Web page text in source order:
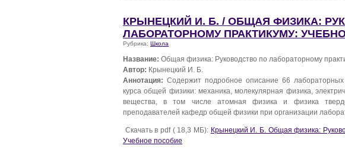
КРЫНЕЦКИЙ И. Б. / ОБЩАЯ ФИЗИКА:
ЛАБОРАТОРНОМУ ПРАКТИКУМУ:
Рубрика: Школа
Название: Общая физика: Руководство по лабораторному
Автор: Крынецкий И. Б.
Аннотация: Содержит подробное описание 66
курса общей физики: механика, молекулярная физика,
вещества, в том числе атомная физика и физика
преподавателей кафедр общей физики при организации
Скачать в pdf ( 18,3 МБ): Крынецкий И. Б. Общая физика:
Учебное пособие